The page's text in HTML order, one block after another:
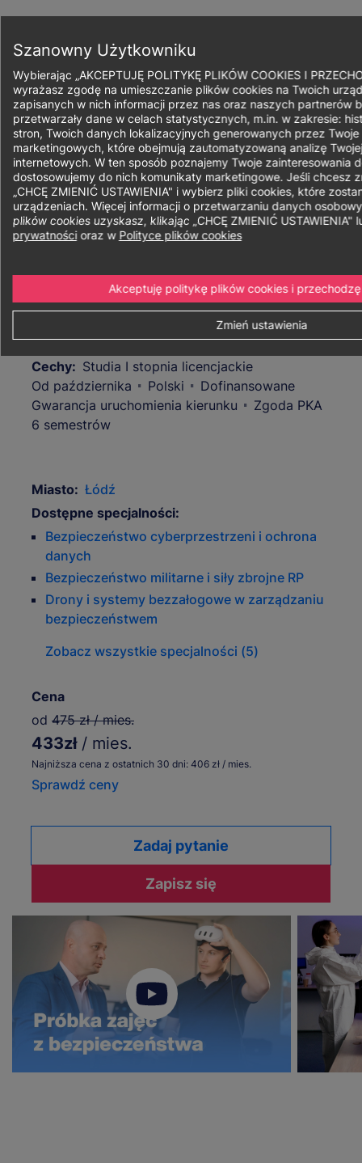
treści
Ścieżka
nawigacyjna
Bezpieczeństwo
narodowe
Forma: Niestacjonarne Stacjonarne
Sposób realizacji:
Hybrydowe
Cechy: Studia I stopnia licencjackie
Od października
Polski
Dofinansowane
Gwarancja uruchomienia kierunku
Zgoda PKA
6 semestrów
Miasto: Łódź
Dostępne specjalności:
Bezpieczeństwo cyberprzestrzeni i ochrona
danych
Bezpieczeństwo militarne i siły zbrojne RP
Drony i systemy bezzałogowe w zarządzaniu
bezpieczeństwem
Zobacz wszystkie specjalności (5)
Cena
od 475 zł / mies.
433zł / mies.
Najniższa cena z ostatnich 30 dni: 406 zł / mies.
Sprawdź ceny
Zadaj pytanie
Zapisz się
Szanowny Użytkowniku
Wybierając „AKCEPTUJĘ POLITYKĘ PLIKÓW COOKIES I
wyrażasz zgodę na umieszczanie plików cookies na Twoich
zapisanych w nich informacji przez nas oraz naszych partnerów
przetwarzały dane w celach statystycznych, m.in. w zakresie:
stron, Twoich danych lokalizacyjnych generowanych przez
marketingowych, które obejmują zautomatyzowaną analizę
internetowych. W ten sposób poznajemy Twoje zainteresowania
dostosowujemy do nich komunikaty marketingowe. Jeśli chcesz
„CHCĘ ZMIENIĆ USTAWIENIA" i wybierz pliki cookies, które
urządzeniach. Więcej informacji o przetwarzaniu danych
plików cookies uzyskasz, klikając „CHCĘ ZMIENIĆ USTAWIENIA"
prywatnościoraz w Polityce plików cookies
Zmień ustawienia
Akceptuję politykę plików cookies i